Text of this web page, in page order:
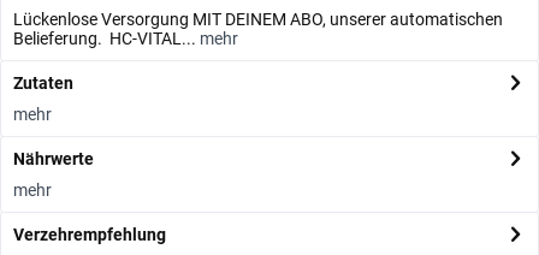
Lückenlose Versorgung MIT DEINEM ABO, unserer automatischen
Belieferung. HC-VITAL... mehr
Zutaten
mehr
Nährwerte
mehr
Verzehrempfehlung